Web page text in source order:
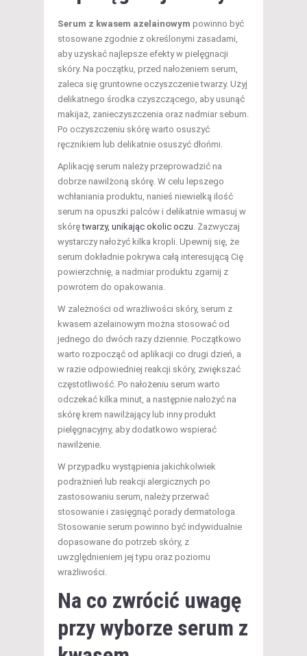
Serum z kwasem azelainowym powinno być
stosowane zgodnie z określonymi zasadami,
aby uzyskać najlepsze efekty w pielęgnacji
skóry. Na początku, przed nałożeniem serum,
zaleca się gruntowne oczyszczenie twarzy. Użyj
delikatnego środka czyszczącego, aby usunąć
makijaż, zanieczyszczenia oraz nadmiar sebum.
Po oczyszczeniu skórę warto osuszyć
ręcznikiem lub delikatnie osuszyć dłońmi.
Aplikację serum należy przeprowadzić na
dobrze nawilżoną skórę. W celu lepszego
wchłaniania produktu, nanieś niewielką ilość
serum na opuszki palców i delikatnie wmasuj w
skórętwarzy, unikając okolic oczu. Zazwyczaj
wystarczy nałożyć kilka kropli. Upewnij się, że
serum dokładnie pokrywa całą interesującą Cię
powierzchnię, a nadmiar produktu zgarnij z
powrotem do opakowania.
W zależności od wrażliwości skóry, serum z
kwasem azelainowym można stosować od
jednego do dwóch razy dziennie. Początkowo
warto rozpocząć od aplikacji co drugi dzień, a
w razie odpowiedniej reakcji skóry, zwiększać
częstotliwość. Po nałożeniu serum warto
odczekać kilka minut, a następnie nałożyć na
skórę krem nawilżający lub inny produkt
pielęgnacyjny, aby dodatkowo wspierać
nawilżenie.
W przypadku wystąpienia jakichkolwiek
podrażnień lub reakcji alergicznych po
zastosowaniu serum, należy przerwać
stosowanie i zasięgnąć porady dermatologa.
Stosowanie serum powinno być indywidualnie
dopasowane do potrzeb skóry, z
uwzględnieniem jej typu oraz poziomu
wrażliwości.
Na co zwrócić uwagę
przy wyborze serum z